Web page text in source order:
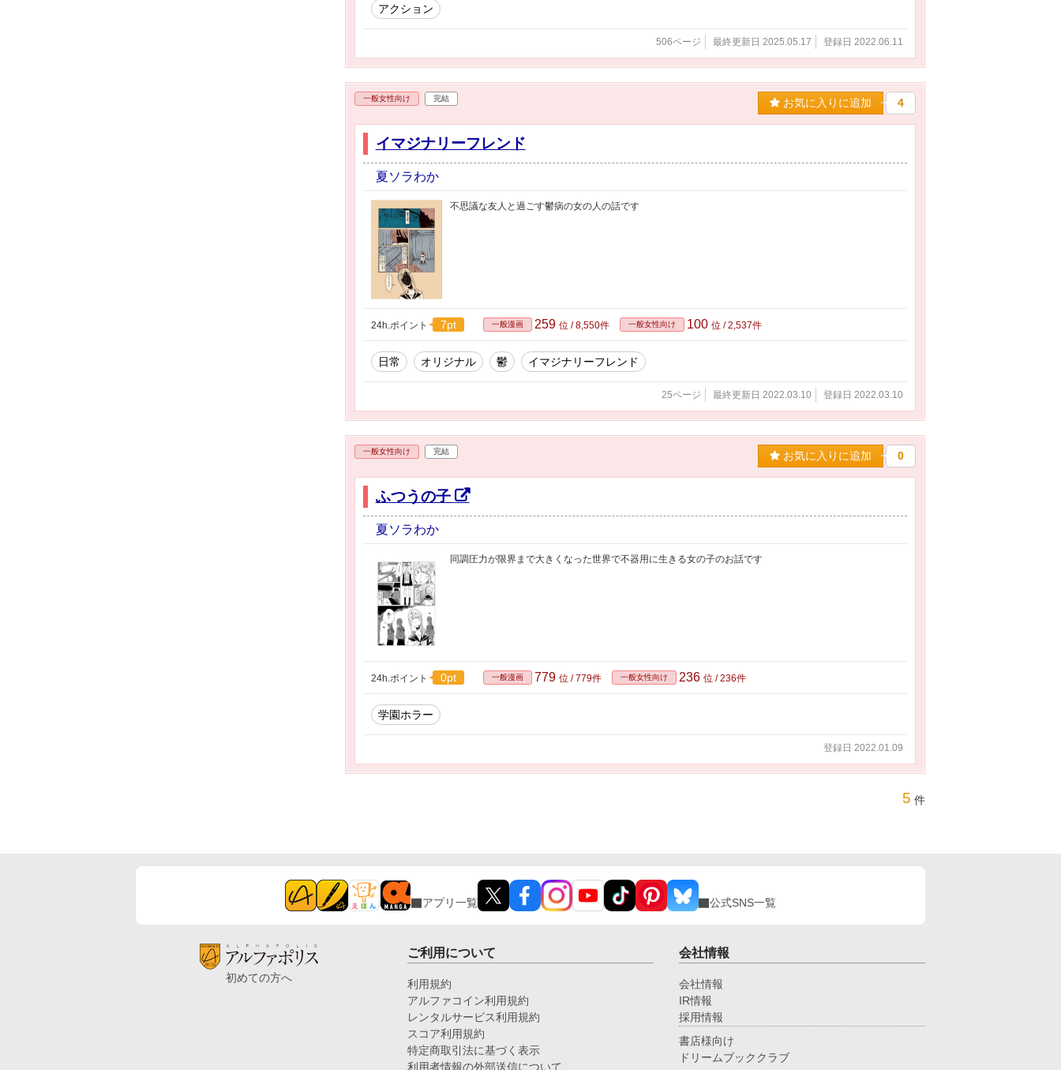
アクション
506ページ 最終更新日 2025.05.17 登録日 2022.06.11
一般女性向け 完結 お気に入りに追加 4
イマジナリーフレンド
夏ソラわか
不思議な友人と過ごす鬱病の女の人の話です
24h.ポイント 7pt 一般漫画 259 位 / 8,550件 一般女性向け 100 位 / 2,537件
日常 オリジナル 鬱 イマジナリーフレンド
25ページ 最終更新日 2022.03.10 登録日 2022.03.10
一般女性向け 完結 お気に入りに追加 0
ふつうの子
夏ソラわか
同調圧力が限界まで大きくなった世界で不器用に生きる女の子のお話です
24h.ポイント 0pt 一般漫画 779 位 / 779件 一般女性向け 236 位 / 236件
学園ホラー
登録日 2022.01.09
5 件
アプリ一覧 公式SNS一覧
初めての方へ
ご利用について
利用規約
アルファコイン利用規約
レンタルサービス利用規約
スコア利用規約
特定商取引法に基づく表示
利用者情報の外部送信について
会社情報
会社情報
IR情報
採用情報
書店様向け
ドリームブッククラブ